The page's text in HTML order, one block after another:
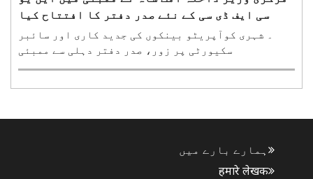
سی ایف ڈی سی کے نئے صدر دفتر کا افتتاح کیا
۔ شہری کوآپریٹو بینکوں کی جدید کاری اور سائبر
سکیورٹی پر زور، صدر دفتر دہلی سے ممبئی
ہمارے بارے میں
हमारे लेखक